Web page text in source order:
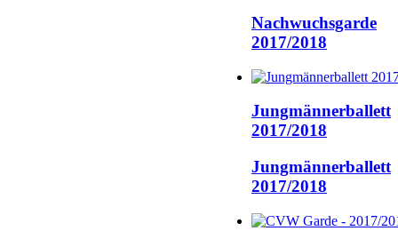
Nachwuchsgarde
2017/2018
Jungmännerballett
2017/2018
Jungmännerballett
2017/2018